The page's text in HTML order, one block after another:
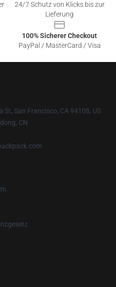
24/7 Schutz von Klicks bis zur
Lieferung
100% Sicherer Checkout
PayPal / MasterCard / Visa
St, San Francisco, CA 94108, US
CN